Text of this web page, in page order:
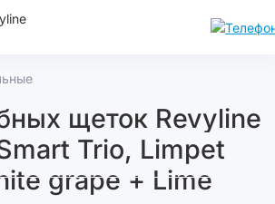
щеток Revyline
Trio, Limpet
grape + Lime